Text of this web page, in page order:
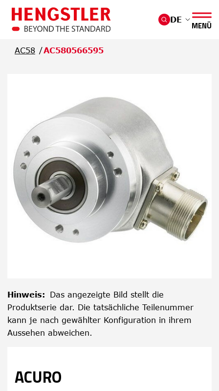
Überspringen Sie zum Hauptmenü
DE
MENÜ
AC58 AC580566595
Hinweis: Das angezeigte Bild stellt die
Produktserie dar. Die tatsächliche Teilenummer
kann je nach gewählter Konfiguration in ihrem
Aussehen abweichen.
ACURO